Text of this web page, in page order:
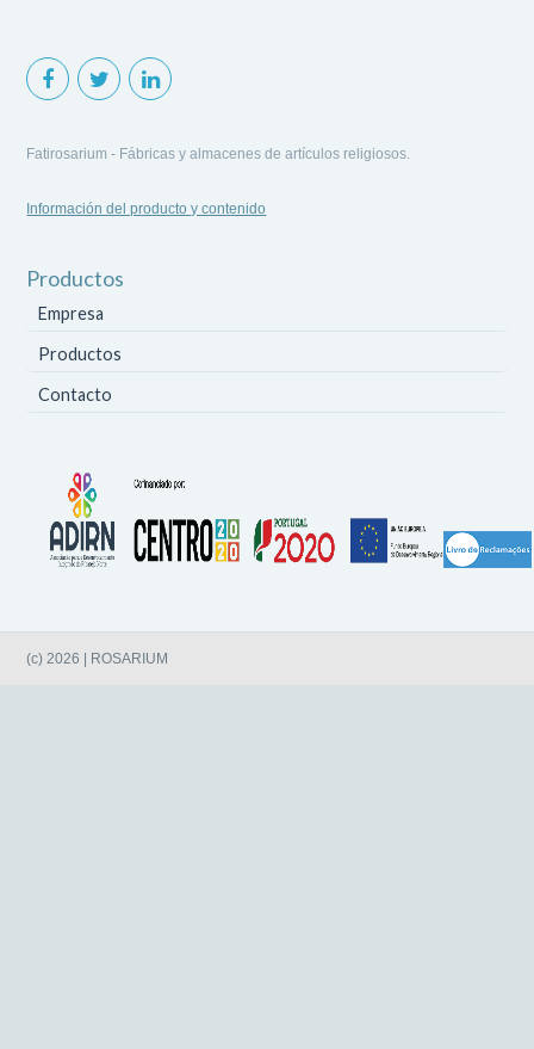
Fatirosarium - Fábricas y almacenes de artículos religiosos.
Información del producto y contenido
Productos
Empresa
Productos
Contacto
(c) 2026 | ROSARIUM